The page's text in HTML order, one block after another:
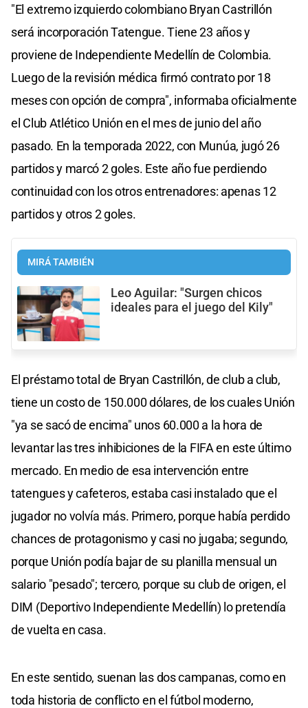
"El extremo izquierdo colombiano Bryan Castrillón
será incorporación Tatengue. Tiene 23 años y
proviene de Independiente Medellín de Colombia.
Luego de la revisión médica firmó contrato por 18
meses con opción de compra", informaba oficialmente
el Club Atlético Unión en el mes de junio del año
pasado. En la temporada 2022, con Munúa, jugó 26
partidos y marcó 2 goles. Este año fue perdiendo
continuidad con los otros entrenadores: apenas 12
partidos y otros 2 goles.
MIRÁ TAMBIÉN
Leo Aguilar: "Surgen chicos
ideales para el juego del Kily"
El préstamo total de Bryan Castrillón, de club a club,
tiene un costo de 150.000 dólares, de los cuales Unión
"ya se sacó de encima" unos 60.000 a la hora de
levantar las tres inhibiciones de la FIFA en este último
mercado. En medio de esa intervención entre
tatengues y cafeteros, estaba casi instalado que el
jugador no volvía más. Primero, porque había perdido
chances de protagonismo y casi no jugaba; segundo,
porque Unión podía bajar de su planilla mensual un
salario "pesado"; tercero, porque su club de origen, el
DIM (Deportivo Independiente Medellín) lo pretendía
de vuelta en casa.
En este sentido, suenan las dos campanas, como en
toda historia de conflicto en el fútbol moderno,